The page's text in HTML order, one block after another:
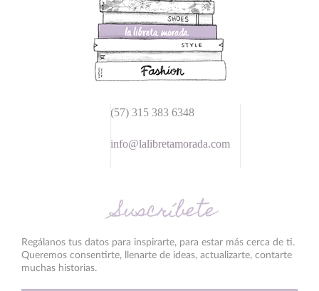
(57) 315 383 6348
info@lalibretamorada.com
Suscríbete
Regálanos tus datos para inspirarte, para estar más cerca de ti.
Queremos consentirte, llenarte de ideas, actualizarte, contarte
muchas historias.